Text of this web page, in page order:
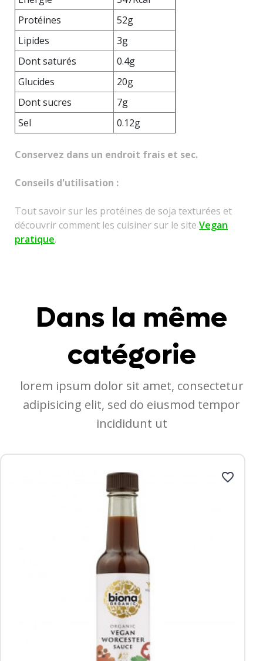
Protéines
52g
Lipides
3g
Dont saturés
0.4g
Glucides
20g
Dont sucres
7g
Sel
0.12g
Conservez dans un endroit frais et sec.
Conseils d'utilisation :
Tout savoir sur les protéines de soja texturées et
découvrir comment les cuisiner sur le site Vegan
pratique.
Dans la même
catégorie
lorem ipsum dolor sit amet, consectetur
adipisicing elit, sed do eiusmod tempor
incididunt ut
favorite_border